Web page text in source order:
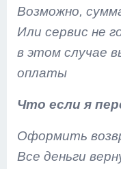
Возможно,
Или сервис не
в этом случае
оплаты
Что если я
Оформить
Все деньги